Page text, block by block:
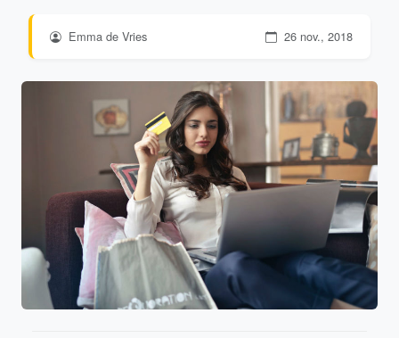
Emma de Vries 26 nov., 2018